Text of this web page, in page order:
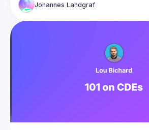
Johannes Landgraf